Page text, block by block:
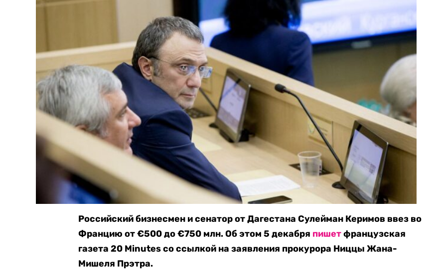
Российский бизнесмен и сенатор от Дагестана Сулейман Керимов ввез во
Францию от €500 до €750 млн. Об этом 5 декабря пишетфранцузская
газета 20 Minutes со ссылкой на заявления прокурора Ниццы Жана-
Мишеля Прэтра.